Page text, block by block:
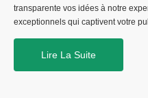
transparente vos idées à notre
exceptionnels qui captivent votre
Lire La Suite